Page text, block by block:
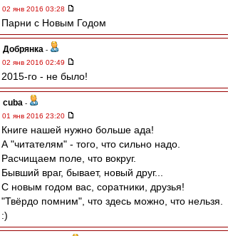
02 янв 2016 03:28
Парни с Новым Годом
Добрянка -
02 янв 2016 02:49
2015-го - не было!
cuba -
01 янв 2016 23:20
Книге нашей нужно больше ада!
А "читателям" - того, что сильно надо.
Расчищаем поле, что вокруг.
Бывший враг, бывает, новый друг...
С новым годом вас, соратники, друзья!
"Твёрдо помним", что здесь можно, что нельзя.
:)